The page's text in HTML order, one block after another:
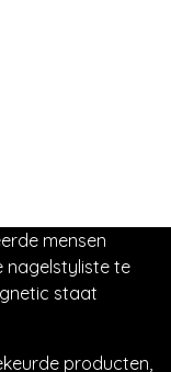
mensen
nagelstyliste te
staat
producten,